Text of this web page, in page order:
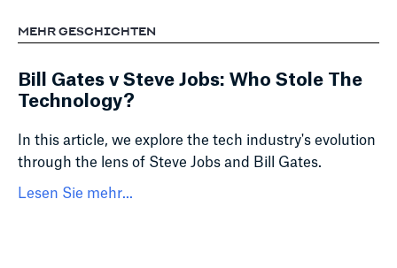
MEHR GESCHICHTEN
Bill Gates v Steve Jobs: Who Stole The
Technology?
In this article, we explore the tech industry's evolution
through the lens of Steve Jobs and Bill Gates.
Lesen Sie mehr...